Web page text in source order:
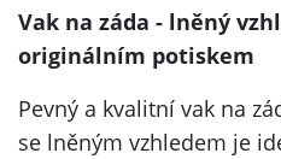
Vak na záda - lněný
originálním potiskem
Pevný a kvalitní vak na
se lněným vzhledem je